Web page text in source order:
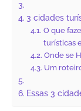
3 cidades
O que
turísticas
Onde se
Um
Essas 3